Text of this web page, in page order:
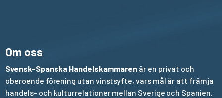
Om oss
Svensk-Spanska Handelskammaren är en privat och
oberoende förening utan vinstsyfte, vars mål är att främja
handels- och kulturrelationer mellan Sverige och Spanien.